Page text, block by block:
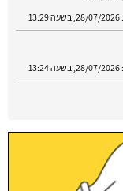
28/07/2026, בשעה 13:29
28/07/2026, בשעה 13:24